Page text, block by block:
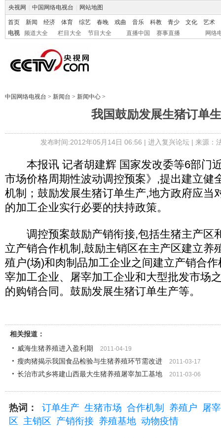
央视网 中国网络电视台 网站地图
首页 新闻 经济 体育 综艺 春晚 戏曲 音乐 科教 青少 文化
艺术
电视
频道大全 栏目大全 节目大全 直播中国 赛事直播 网络
中国网络电视台 > 新闻台 > 新闻中心 >
我国鼓励发展生猪订单
发布时间:2012年05月14日 06:56 | 进入复兴论坛| 来源：
本报讯 记者胡建辉 国家发改委等6部门
市场价格周期性波动调控预案》,提出建立健
机制；鼓励发展生猪订单生产,地方政府应当
的加工企业实行必要的扶持政策。
调控预案鼓励产销衔接,包括生猪主产区
立产销合作机制,鼓励主销区在主产区建立养
殖户(场)和肉制品加工企业之间建立产销合
宰加工企业、屠宰加工企业和大型批发市场
的购销合同。鼓励发展生猪订单生产等。
相关报道：
威海生猪养殖进入盈利期
2011-04-19
瘦肉猪揭示我国食品检验与生猪养殖环节需改进 2011-03-17
长治市武乡将建山西最大生猪养殖屠宰加工基地 2011-03-06
热词： 订单生产 生猪市场 合作机制 养殖户
屠
区 主销区 产销衔接 养殖基地 动物疫情